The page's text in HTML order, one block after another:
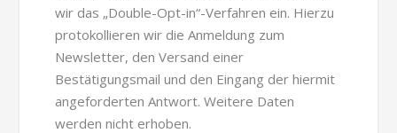
wir das „Double-Opt-in“-Verfahren ein. Hierzu
protokollieren wir die Anmeldung zum
Newsletter, den Versand einer
Bestätigungsmail und den Eingang der hiermit
angeforderten Antwort. Weitere Daten
werden nicht erhoben.